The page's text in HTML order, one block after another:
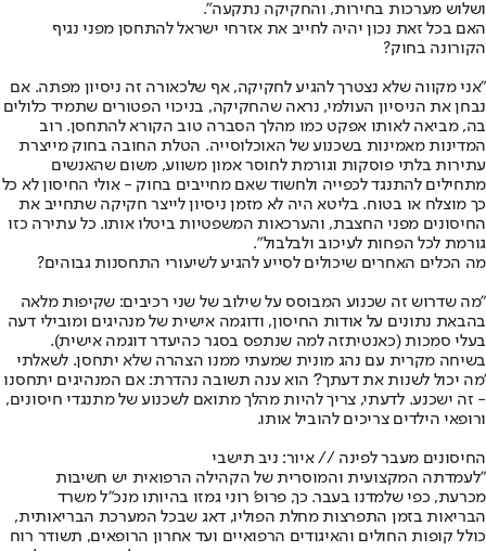
ושלוש מערכות בחירות, והחקיקה נתקעה".
האם בכל זאת נכון יהיה לחייב את אזרחי ישראל להתחסן מפני נגיף
הקורונה בחוק?
"אני מקווה שלא נצטרך להגיע לחקיקה, אף שלכאורה זה ניסיון מפתה. אם
נבחן את הניסיון העולמי, נראה שהחקיקה, בניכוי הפטורים שתמיד כלולים
בה, מביאה לאותו אפקט כמו מהלך הסברה טוב הקורא להתחסן. רוב
המדינות מאמינות בשכנוע של האוכלוסייה. הטלת החובה בחוק מייצרת
עתירות בלתי פוסקות וגורמת לחוסר אמון משווע, משום שהאנשים
מתחילים להתנגד לכפייה ולחשוד שאם מחייבים בחוק - אולי החיסון לא כל
כך מוצלח או בטוח. בליטא היה לא מזמן ניסיון לייצר חקיקה שתחייב את
החיסונים מפני החצבת, והערכאות המשפטיות ביטלו אותו. כל עתירה כזו
גורמת לכל הפחות לעיכוב ולבלבול".
מה הכלים האחרים שיכולים לסייע להגיע לשיעורי התחסנות גבוהים?
"מה שדרוש זה שכנוע המבוסס על שילוב של שני רכיבים: שקיפות מלאה
בהבאת נתונים על אודות החיסון, ודוגמה אישית של מנהיגים ומובילי דעה
בעלי סמכות (כאנטיתזה למה שנתפס בסגר כהיעדר דוגמה אישית).
בשיחה מקרית עם נהג מונית שמעתי ממנו הצהרה שלא יתחסן. לשאלתי
'מה יכול לשנות את דעתך?' הוא ענה תשובה נהדרת: אם המנהיגים יתחסנו
- זה ישכנע. לדעתי, צריך להיות מהלך מתואם לשכנוע של מתנגדי חיסונים,
ורופאי הילדים צריכים להוביל אותו.
החיסונים מעבר לפינה // איור: ניב תישבי
"לעמדתה המקצועית והמוסרית של הקהילה הרפואית יש חשיבות
מכרעת, כפי שלמדנו בעבר. כך, פרופ' רוני גמזו בהיותו מנכ"ל משרד
הבריאות בזמן התפרצות מחלת הפוליו, דאג שבכל המערכת הבריאותית,
כולל קופות החולים והאיגודים הרפואיים ועד אחרון הרופאים, תשודר רוח